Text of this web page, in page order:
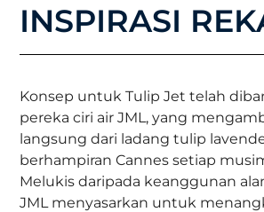
INSPIRASI
Konsep untuk Tulip Jet telah
pereka ciri air JML, yang
langsung dari ladang tulip
berhampiran Cannes setiap
Melukis daripada keanggunan
JML menyasarkan untuk